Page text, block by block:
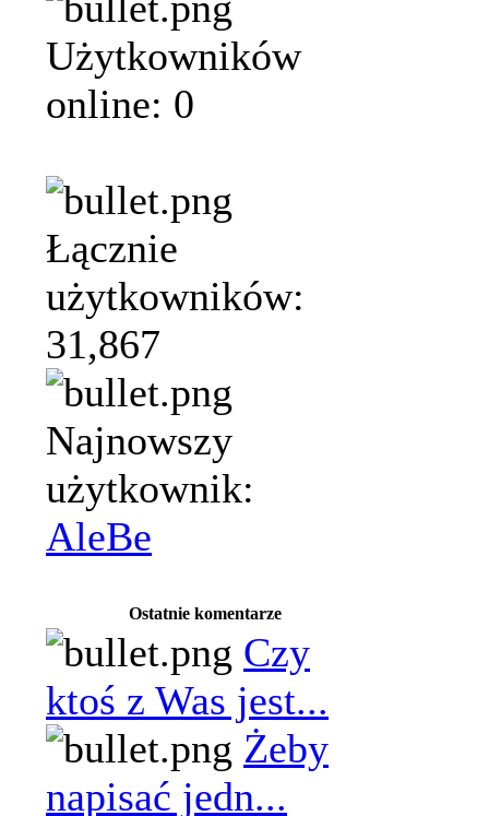
Użytkowników
online: 0
Łącznie
użytkowników:
31,867
Najnowszy
użytkownik:
AleBe
Ostatnie komentarze
Czy
ktoś z Was jest...
Żeby
napisać jedn...